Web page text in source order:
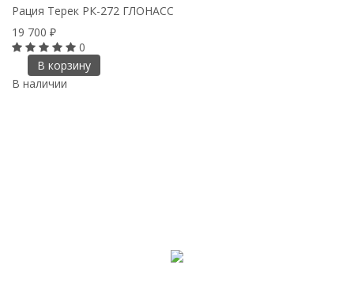
Рация Терек РК-272 ГЛОНАСС
19 700 ₽
0
В корзину
В наличии